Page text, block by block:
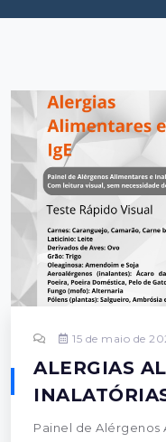
15 de maio de
ALERGIAS
Painel de Alérgenos